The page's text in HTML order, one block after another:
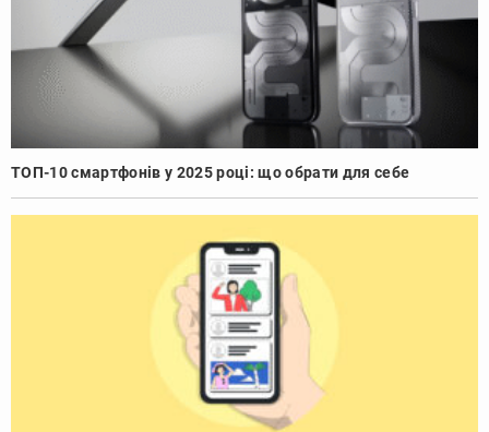
ТОП-10 смартфонів у 2025 році: що обрати для себе